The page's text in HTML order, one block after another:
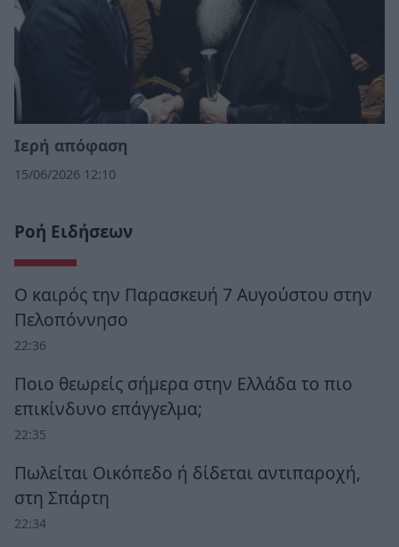
Ιερή απόφαση
15/06/2026 12:10
Ροή Ειδήσεων
Ο καιρός την Παρασκευή 7 Αυγούστου στην
Πελοπόννησο
22:36
Ποιο θεωρείς σήμερα στην Ελλάδα το πιο
επικίνδυνο επάγγελμα;
22:35
Πωλείται Οικόπεδο ή δίδεται αντιπαροχή,
στη Σπάρτη
22:34